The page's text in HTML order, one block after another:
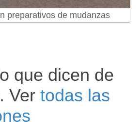
preparativos de mudanzas
que dicen de
Ver todas las